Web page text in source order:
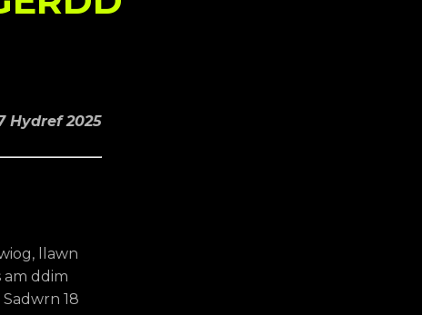
Hydref 2025
llawn
am ddim
18